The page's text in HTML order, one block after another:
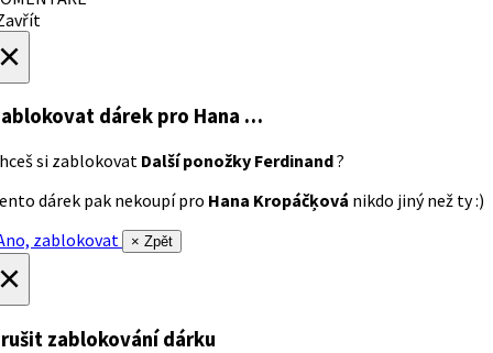
dárek pro Hana …
si zablokovat Další ponožky Ferdinand?
dárek pak nekoupí pro Hana Kropáčķová nikdo jiný než ty :)
zablokovat
× Zpět
zablokování dárku